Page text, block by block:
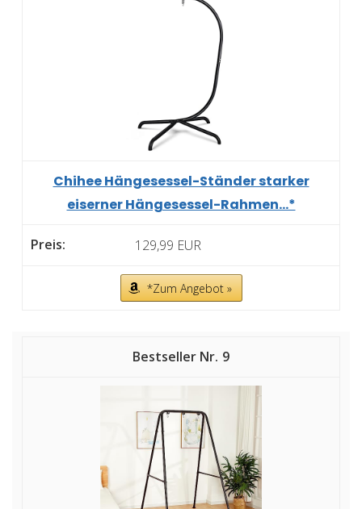
Chihee Hängesessel-Ständer starker
eiserner Hängesessel-Rahmen...*
129,99 EUR
*Zum Angebot »
9